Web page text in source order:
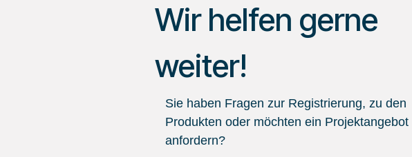
Wir helfen gerne
weiter!
Sie haben Fragen zur Registrierung, zu den
Produkten oder möchten ein Projektangebot
anfordern?